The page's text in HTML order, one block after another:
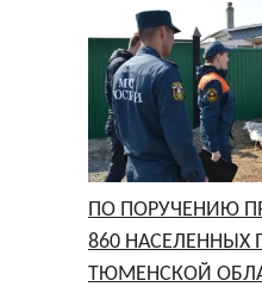
ПО ПОРУЧЕНИЮ
860 НАСЕЛЕННЫХ
ТЮМЕНСКОЙ